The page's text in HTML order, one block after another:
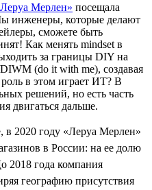
Мерлен» посещала
инженеры, которые делают
сможете быть
Как менять mindset в
за границы DIY на
(do it with me), создавая
в этом играет ИТ? В
решений, но есть часть
двигаться дальше.
2020 году «Леруа Мерлен»
в России: на ее долю
2018 года компания
географию присутствия